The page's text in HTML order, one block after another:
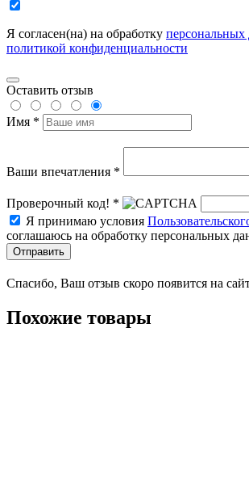
Я согласен(на) на обработку
политикой конфиденциальности
Оставить отзыв
Имя *
Ваши впечатления *
Проверочный код! *
Я принимаю условия
соглашаюсь на обработку персональных
Отправить
Спасибо, Ваш отзыв скоро появится на
Похожие товары